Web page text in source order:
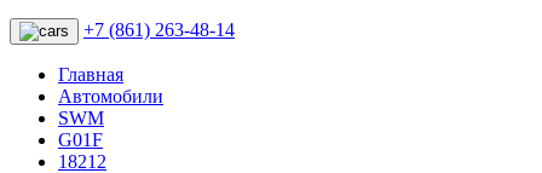
+7 (861) 263-48-14
Главная
Автомобили
SWM
G01F
18212